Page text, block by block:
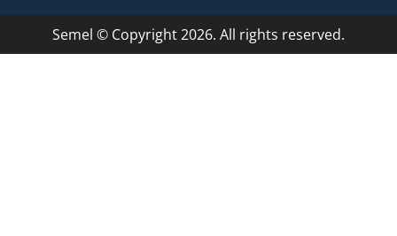
Semel © Copyright 2026. All rights reserved.